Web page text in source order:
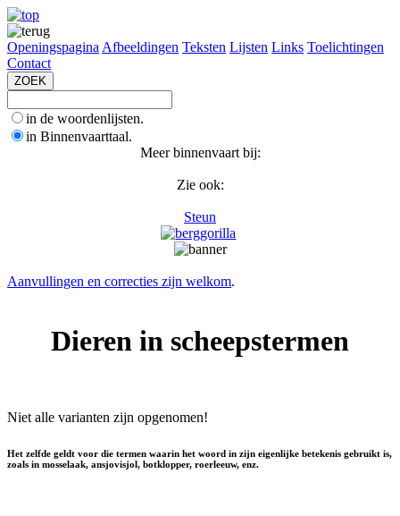
Openingspagina Afbeeldingen Teksten Lijsten Links Toelichtingen
Contact
in de woordenlijsten.
in Binnenvaarttaal.
Meer binnenvaart bij:
Zie ook:
Steun
Aanvullingen en correcties zijn welkom.
Dieren in scheepstermen
Niet alle varianten zijn opgenomen!
Het zelfde geldt voor die termen waarin het woord in zijn eigenlijke betekenis gebruikt is,
zoals in mosselaak, ansjovisjol, botklopper, roerleeuw, enz.